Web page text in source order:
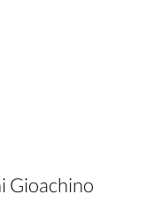
Gioachino